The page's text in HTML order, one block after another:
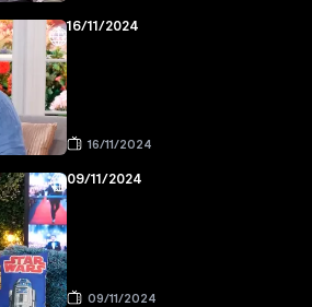
16/11/2024
16/11/2024
09/11/2024
09/11/2024